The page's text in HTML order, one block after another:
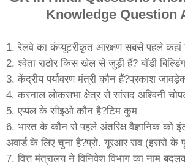
Knowledge Question
1. रेलवे का कंप्यूटरीकृत आरक्षण सबसे पहले
2. श्वेता राठोर किस खेल से जुड़ी हैं? बॉडी बिल्डिंग
3. केंद्रीय पर्यावरण मंत्री कौन हैं?प्रकाश
4. करनाल लोकसभा क्षेत्र से सांसद अश्विनी
5. एप्पल के सीइओ कौन है?टिम कुम
6. भारत के कौन से पहले अंतरिक्ष वैज्ञानिक
अवार्ड के लिए चुना है?प्रो. यूरआर राव (इसरो के
7. वित्त मंत्रालय ने विनिवेश विभाग का नाम